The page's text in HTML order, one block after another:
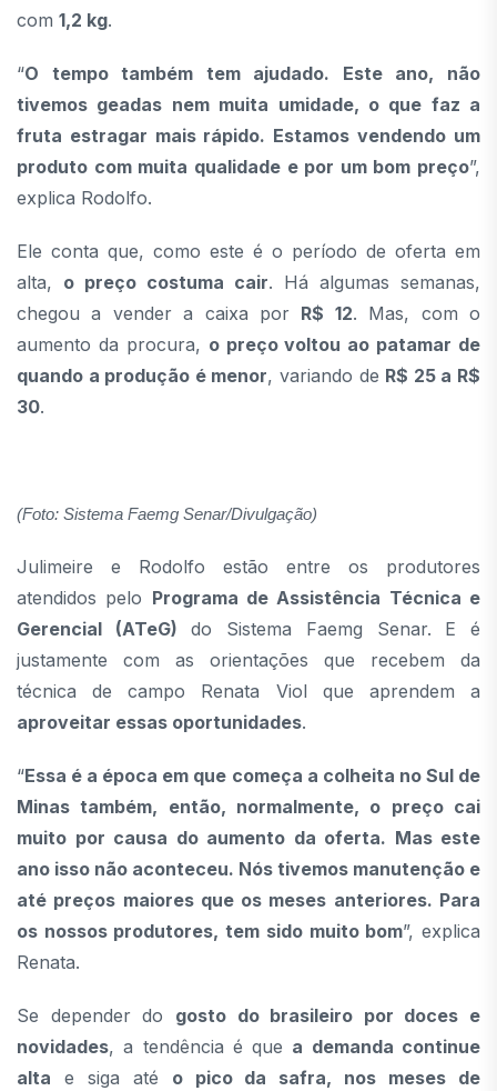
com 1,2 kg.
“O tempo também tem ajudado. Este ano, não
tivemos geadas nem muita umidade, o que faz a
fruta estragar mais rápido. Estamos vendendo um
produto com muita qualidade e por um bom preço”,
explica Rodolfo.
Ele conta que, como este é o período de oferta em
alta, o preço costuma cair. Há algumas semanas,
chegou a vender a caixa por R$ 12. Mas, com o
aumento da procura, o preço voltou ao patamar de
quando a produção é menor, variando de R$ 25 a R$
30.
(Foto: Sistema Faemg Senar/Divulgação)
Julimeire e Rodolfo estão entre os produtores
atendidos pelo Programa de Assistência Técnica e
Gerencial (ATeG) do Sistema Faemg Senar. E é
justamente com as orientações que recebem da
técnica de campo Renata Viol que aprendem a
aproveitar essas oportunidades.
“Essa é a época em que começa a colheita no Sul de
Minas também, então, normalmente, o preço cai
muito por causa do aumento da oferta. Mas este
ano isso não aconteceu. Nós tivemos manutenção e
até preços maiores que os meses anteriores. Para
os nossos produtores, tem sido muito bom”, explica
Renata.
Se depender do gosto do brasileiro por doces e
novidades, a tendência é que a demanda continue
alta e siga até o pico da safra, nos meses de